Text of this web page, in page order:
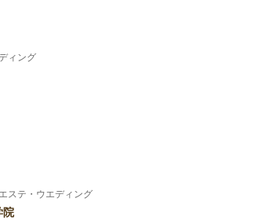
ィング
ステ・ウエディング
院